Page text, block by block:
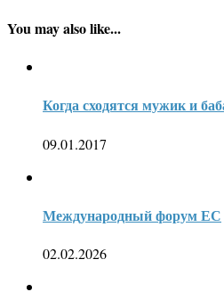
You may also like...
Когда сходятся мужик и
09.01.2017
Международный форум ЕС
02.02.2026